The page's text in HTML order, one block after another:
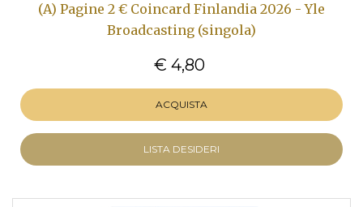
(A) Pagine 2 € Coincard Finlandia 2026 - Yle
Broadcasting (singola)
€ 4,80
ACQUISTA
LISTA DESIDERI